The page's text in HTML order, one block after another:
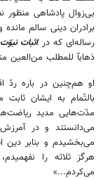
بى‌زوال پادشاهى منظور
برادران دينى سالم
رساله‌اى كه دراثبات نبوّت
ذهابآ للمطلب من‌العين
او هم‌چنين در باره ردّ
بالتّمام به ايشان
مدّت‌هايى مديد
مى‌دانستند و در
مى‌بخشيدم و بنابر
هرگز ثلاثه را
مى‌كردم...»